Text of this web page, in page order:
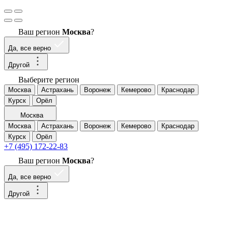
Ваш регион Москва?
Да, все верно
Другой
Выберите регион
Москва Астрахань Воронеж Кемерово
Краснодар
Курск
Орёл
Москва
Москва
Астрахань Воронеж Кемерово
Краснодар
Курск
Орёл
+7 (495) 172-22-83
Ваш регион Москва?
Да, все верно
Другой